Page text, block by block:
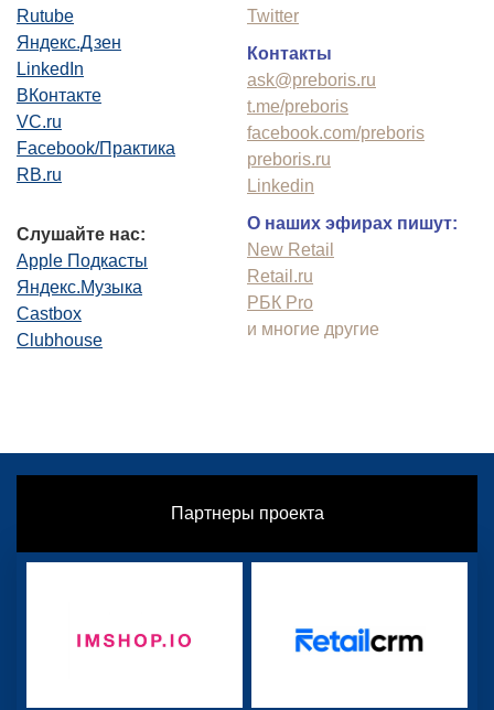
Rutube
Яндекс.Дзен
LinkedIn
ВКонтакте
VC.ru
Facebook/Практика
RB.ru
Слушайте нас:
Apple Подкасты
Яндекс.Музыка
Castbox
Clubhouse
Twitter
Контакты
ask@preboris.ru
t.me/preboris
facebook.com/preboris
preboris.ru
Linkedin
О наших эфирах пишут:
New Retail
Retail.ru
РБК Pro
и многие другие
Партнеры проекта